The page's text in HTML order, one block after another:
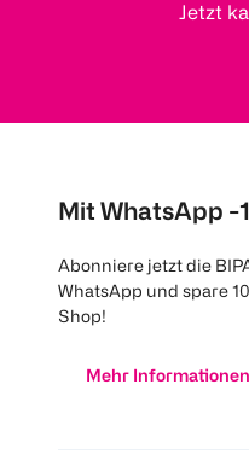
Jetzt
Mit WhatsApp -
Abonniere jetzt die
WhatsApp und spare
Shop!
Mehr Informationen